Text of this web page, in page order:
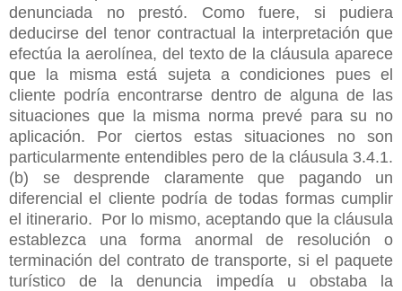
denunciada no prestó. Como fuere, si pudiera
deducirse del tenor contractual la interpretación que
efectúa la aerolínea, del texto de la cláusula aparece
que la misma está sujeta a condiciones pues el
cliente podría encontrarse dentro de alguna de las
situaciones que la misma norma prevé para su no
aplicación. Por ciertos estas situaciones no son
particularmente entendibles pero de la cláusula 3.4.1.
(b) se desprende claramente que pagando un
diferencial el cliente podría de todas formas cumplir
el itinerario. Por lo mismo, aceptando que la cláusula
establezca una forma anormal de resolución o
terminación del contrato de transporte, si el paquete
turístico de la denuncia impedía u obstaba la